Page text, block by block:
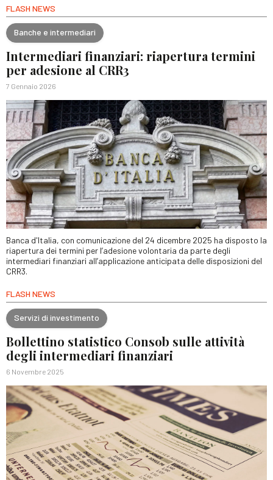
FLASH NEWS
Banche e intermediari
Intermediari finanziari: riapertura termini
per adesione al CRR3
7 Gennaio 2026
Banca d'Italia, con comunicazione del 24 dicembre 2025 ha disposto la
riapertura dei termini per l’adesione volontaria da parte degli
intermediari finanziari all’applicazione anticipata delle disposizioni del
CRR3.
FLASH NEWS
Servizi di investimento
Bollettino statistico Consob sulle attività
degli intermediari finanziari
6 Novembre 2025